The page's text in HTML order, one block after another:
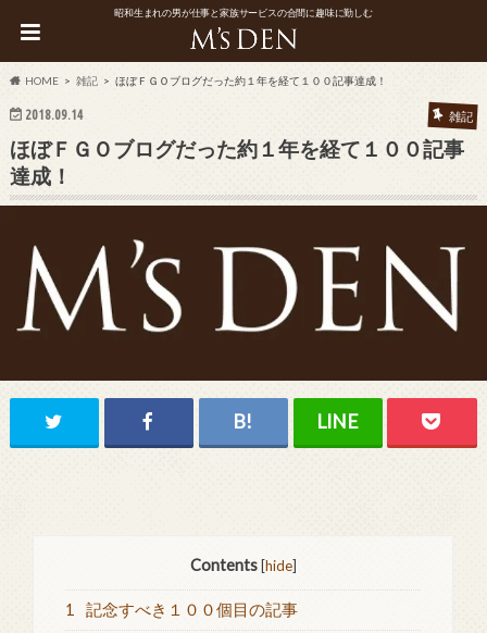
昭和生まれの男が仕事と家族サービスの合間に趣味に勤しむ
HOME 雑記 ほぼＦＧＯブログだった約１年を経て１００記事達成！
2018.09.14 雑記
ほぼＦＧＯブログだった約１年を経て１００記事
達成！
Contents [hide]
1 記念すべき１００個目の記事